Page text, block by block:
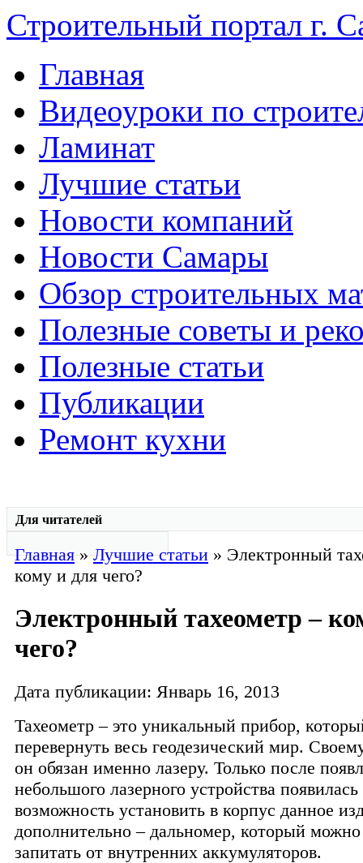
Строительный портал г.
Главная
Видеоуроки по
Ламинат
Лучшие статьи
Новости компаний
Новости Самары
Обзор строительных
Полезные советы и
Полезные статьи
Публикации
Ремонт кухни
Для читателей
Главная»Лучшие статьи » Электронный
кому и для чего?
Электронный тахеометр –
чего?
Дата публикации: Январь 16, 2013
Тахеометр – это уникальный прибор,
перевернуть весь геодезический мир.
он обязан именно лазеру. Только после
небольшого лазерного устройства появилась
возможность установить в корпус данное
дополнительно – дальномер, который можно
запитать от внутренних аккумуляторов.